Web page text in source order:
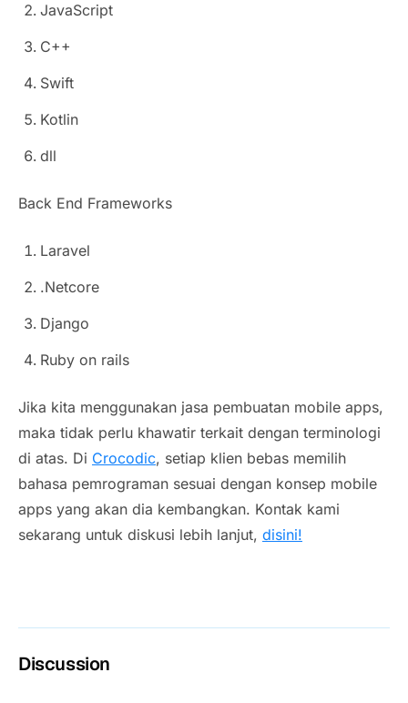
JavaScript
C++
Swift
Kotlin
dll
Back End Frameworks
Laravel
.Netcore
Django
Ruby on rails
Jika kita menggunakan jasa pembuatan mobile apps,
maka tidak perlu khawatir terkait dengan terminologi
di atas. Di Crocodic, setiap klien bebas memilih
bahasa pemrograman sesuai dengan konsep mobile
apps yang akan dia kembangkan. Kontak kami
sekarang untuk diskusi lebih lanjut, disini!
Discussion